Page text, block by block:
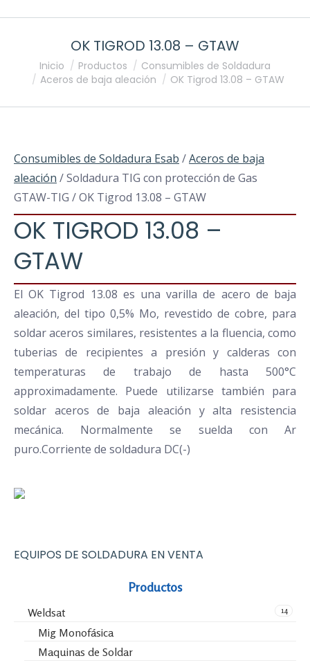
OK TIGROD 13.08 – GTAW
Estás aquí:
Inicio Productos
Consumibles de Soldadura
Aceros de baja aleación
OK Tigrod 13.08 – GTAW
Consumibles de Soldadura Esab /Aceros de baja
aleación / Soldadura TIG con protección de Gas
GTAW-TIG / OK Tigrod 13.08 – GTAW
OK TIGROD 13.08 –
GTAW
El OK Tigrod 13.08 es una varilla de acero de baja
aleación, del tipo 0,5% Mo, revestido de cobre, para
soldar aceros similares, resistentes a la fluencia, como
tuberias de recipientes a presión y calderas con
temperaturas de trabajo de hasta 500°C
approximadamente. Puede utilizarse también para
soldar aceros de baja aleación y alta resistencia
mecánica. Normalmente se suelda con Ar
puro.Corriente de soldadura DC(-)
EQUIPOS DE SOLDADURA EN VENTA
Productos
14
Weldsat
Mig Monofásica
Maquinas de Soldar